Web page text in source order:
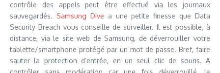
contrôle des appels peut être effectué via les journaux
sauvegardés. Samsung Dive a une petite finesse que Data
Security Breach vous conseille de surveiller. Il est possible, à
distance, via le site web de Samsung, de déverrouiller votre
tablette/smartphone protégé par un mot de passe. Bref, faire
sauter la protection d’entrée, en un seul clic de souris. A